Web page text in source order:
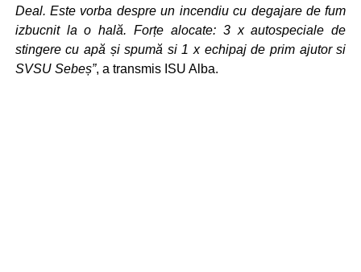
Deal. Este vorba despre un incendiu cu degajare de fum
izbucnit la o hală. Forțe alocate: 3 x autospeciale de
stingere cu apă și spumă si 1 x echipaj de prim ajutor si
SVSU Sebeș”, a transmis ISU Alba.